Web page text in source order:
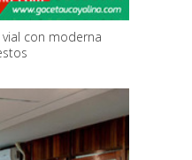
con moderna